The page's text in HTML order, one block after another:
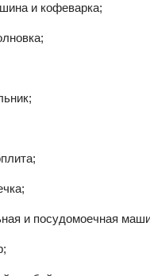
и кофеварка;
и посудомоечная